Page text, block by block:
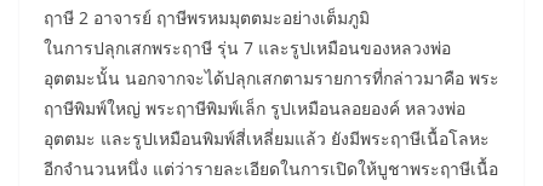
ฤาษี 2 อาจารย์ ฤาษีพรหมมุตตมะอย่างเต็มภูมิ
ในการปลุกเสกพระฤาษี รุ่น 7 และรูปเหมือนของหลวงพ่อ
อุตตมะนั้น นอกจากจะได้ปลุกเสกตามรายการที่กล่าวมาคือ พระ
ฤาษีพิมพ์ใหญ่ พระฤาษีพิมพ์เล็ก รูปเหมือนลอยองค์ หลวงพ่อ
อุตตมะ และรูปเหมือนพิมพ์สี่เหลี่ยมแล้ว ยังมีพระฤาษีเนื้อโลหะ
อีกจำนวนหนึ่ง แต่ว่ารายละเอียดในการเปิดให้บูชาพระฤาษีเนื้อ